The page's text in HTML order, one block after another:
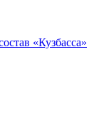
«Кузбасса»